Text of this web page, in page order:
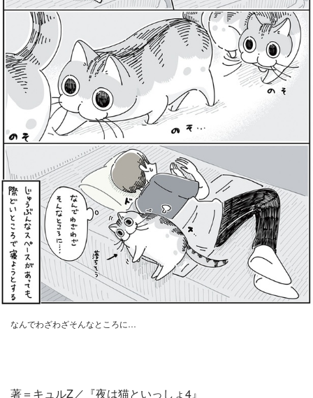
なんでわざわざそんなところに…
著＝キュルZ／『夜は猫といっしょ4』